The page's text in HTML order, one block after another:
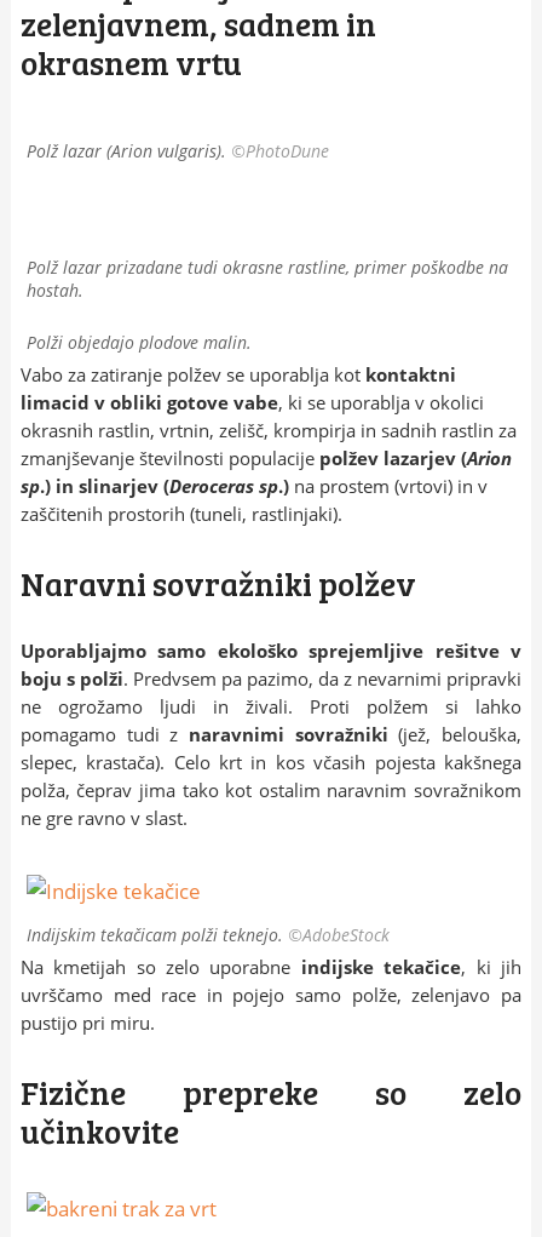
zelenjavnem, sadnem in
okrasnem vrtu
Polž lazar (Arion vulgaris). ©PhotoDune
Polž lazar prizadane tudi okrasne rastline, primer poškodbe na
hostah.
Polži objedajo plodove malin.
Vabo za zatiranje polžev se uporablja kot kontaktni
limacid v obliki gotove vabe, ki se uporablja v okolici
okrasnih rastlin, vrtnin, zelišč, krompirja in sadnih rastlin za
zmanjševanje številnosti populacije polžev lazarjev (Arion
sp.) in slinarjev (Deroceras sp.)na prostem (vrtovi) in v
zaščitenih prostorih (tuneli, rastlinjaki).
Naravni sovražniki polžev
Uporabljajmo samo ekološko sprejemljive rešitve v
boju s polži. Predvsem pa pazimo, da z nevarnimi pripravki
ne ogrožamo ljudi in živali. Proti polžem si lahko
pomagamo tudi z naravnimi sovražniki (jež, belouška,
slepec, krastača). Celo krt in kos včasih pojesta kakšnega
polža, čeprav jima tako kot ostalim naravnim sovražnikom
ne gre ravno v slast.
Indijskim tekačicam polži teknejo. ©AdobeStock
Na kmetijah so zelo uporabne indijske tekačice, ki jih
uvrščamo med race in pojejo samo polže, zelenjavo pa
pustijo pri miru.
Fizične prepreke so zelo
učinkovite